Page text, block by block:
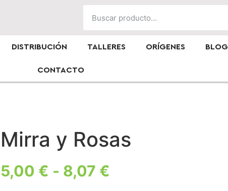
DISTRIBUCIÓN TALLERES ORÍGENES BLOG
CONTACTO
Mirra y Rosas
5,00 € - 8,07 €